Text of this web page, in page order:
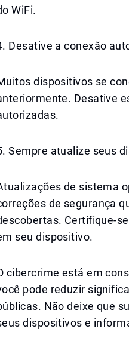
WiFi.
Desative a conexão
dispositivos se
Desative
Sempre atualize seus
de sistema
de segurança
Certifique-
seu dispositivo.
cibercrime está em
pode reduzir
Não deixe que
dispositivos e